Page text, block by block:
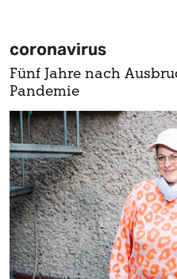
coronavirus
Fünf Jahre nach
Pandemie